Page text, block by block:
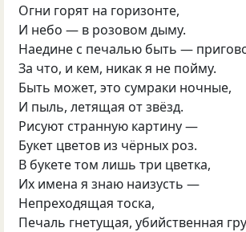
Огни горят на горизонте,
И небо — в розовом дыму.
Наедине с печалью быть —
За что, и кем, никак я не пойму.
Быть может, это сумраки ночные,
И пыль, летящая от звёзд.
Рисуют странную картину —
Букет цветов из чёрных роз.
В букете том лишь три цветка,
Их имена я знаю наизусть —
Непреходящая тоска,
Печаль гнетущая, убийственная